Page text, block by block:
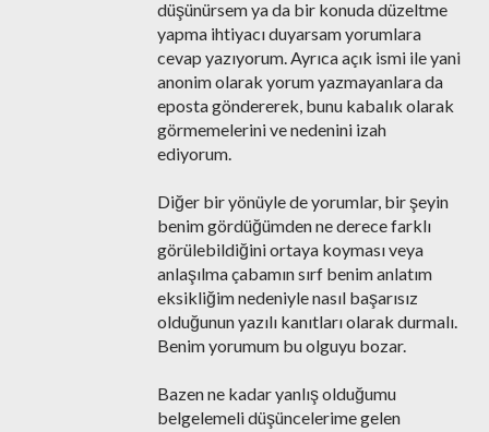
düşünürsem ya da bir konuda düzeltme
yapma ihtiyacı duyarsam yorumlara
cevap yazıyorum. Ayrıca açık ismi ile yani
anonim olarak yorum yazmayanlara da
eposta göndererek, bunu kabalık olarak
görmemelerini ve nedenini izah
ediyorum.
Diğer bir yönüyle de yorumlar, bir şeyin
benim gördüğümden ne derece farklı
görülebildiğini ortaya koyması veya
anlaşılma çabamın sırf benim anlatım
eksikliğim nedeniyle nasıl başarısız
olduğunun yazılı kanıtları olarak durmalı.
Benim yorumum bu olguyu bozar.
Bazen ne kadar yanlış olduğumu
belgelemeli düşüncelerime gelen